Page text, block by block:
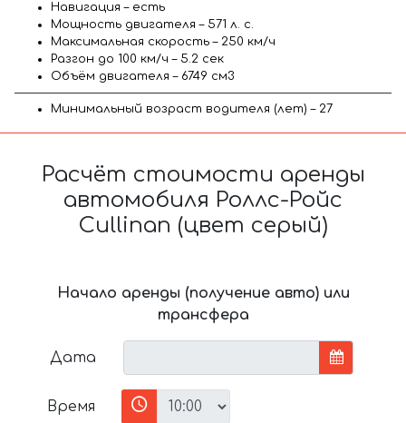
Навигация – есть
Мощность двигателя – 571 л. с.
Максимальная скорость – 250 км/ч
Разгон до 100 км/ч – 5.2 сек
Объём двигателя – 6749 см3
Минимальный возраст водителя (лет) – 27
Расчёт стоимости аренды
автомобиля Роллс-Ройс
Cullinan (цвет серый)
Начало аренды (получение авто) или
трансфера
Дата
Время